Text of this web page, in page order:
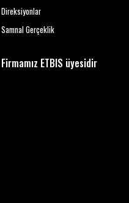
Direksiyonlar
Samnal Gerçeklik
Firmamız ETBIS üyesidir